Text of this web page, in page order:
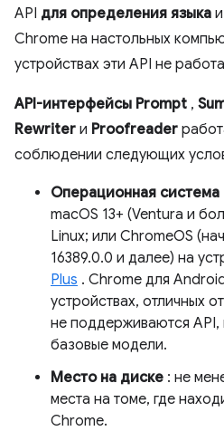
API для определения языка и
Chrome на настольных
устройствах эти API не
API-интерфейсы Prompt ,
Rewriter и Proofreader
соблюдении следующих
Операционная система
macOS 13+ (Ventura и
Linux; или ChromeOS
16389.0.0 и далее) на
Plus . Chrome для
устройствах, отличных
не поддерживаются
базовые модели.
Место на диске : не
места на томе, где
Chrome.